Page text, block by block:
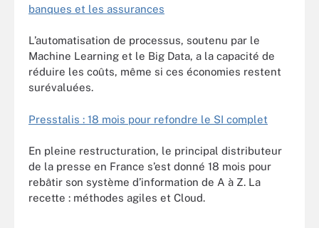
banques et les assurances
L’automatisation de processus, soutenu par le
Machine Learning et le Big Data, a la capacité de
réduire les coûts, même si ces économies restent
surévaluées.
Presstalis : 18 mois pour refondre le SI complet
En pleine restructuration, le principal distributeur
de la presse en France s’est donné 18 mois pour
rebâtir son système d’information de A à Z. La
recette : méthodes agiles et Cloud.